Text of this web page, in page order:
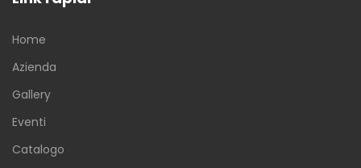
Home
Azienda
Gallery
Eventi
Catalogo